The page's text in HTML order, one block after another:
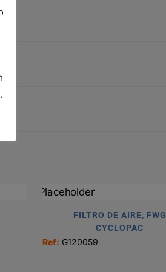
FILTRO DE AIRE, FWG
CYCLOPAC
Ref: G120059